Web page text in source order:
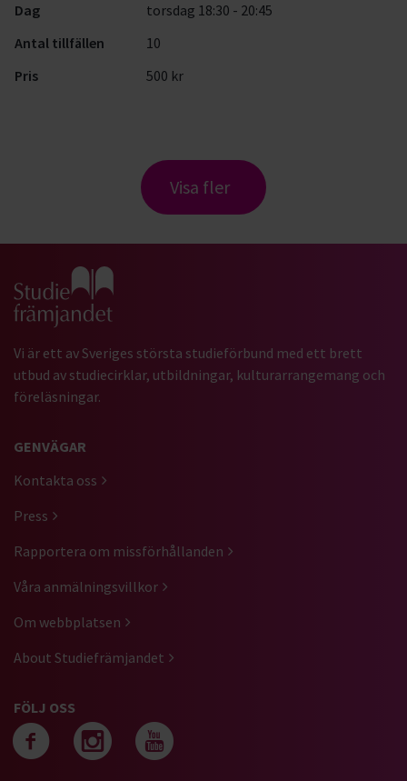
Dag
torsdag 18:30 - 20:45
Antal tillfällen
10
Pris
500 kr
Visa fler
Gå till studiefrämjandets startsida
Vi är ett av Sveriges största studieförbund med ett brett
utbud av studiecirklar, utbildningar, kulturarrangemang och
föreläsningar.
GENVÄGAR
Kontakta oss
Press
Rapportera om missförhållanden
Våra anmälningsvillkor
Om webbplatsen
About Studiefrämjandet
FÖLJ OSS
Följ oss på facebook
Följ oss på
Följ oss på